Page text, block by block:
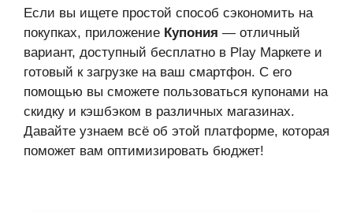
Если вы ищете простой способ сэкономить на
покупках, приложение Купония — отличный
вариант, доступный бесплатно в Play Маркете и
готовый к загрузке на ваш смартфон. С его
помощью вы сможете пользоваться купонами на
скидку и кэшбэком в различных магазинах.
Давайте узнаем всё об этой платформе, которая
поможет вам оптимизировать бюджет!